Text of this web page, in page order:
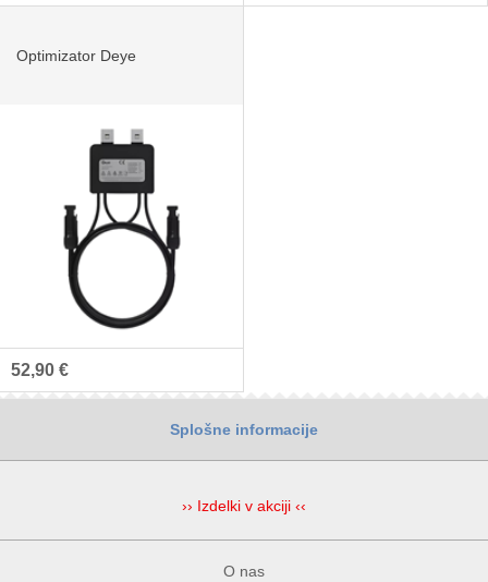
Optimizator Deye
52,90 €
Splošne informacije
›› Izdelki v akciji ‹‹
O nas